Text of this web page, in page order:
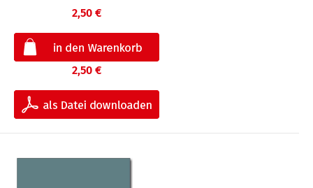
2,50 €
2,50 €